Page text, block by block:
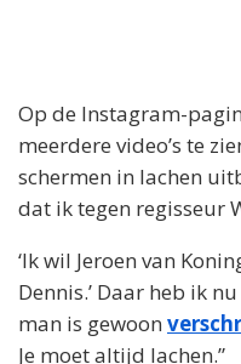
Op de Instagram-
meerdere video’s te
schermen in lachen
dat ik tegen regisseur
‘Ik wil Jeroen van
Dennis.’ Daar heb ik
man is gewoon
Je moet altijd lachen.”